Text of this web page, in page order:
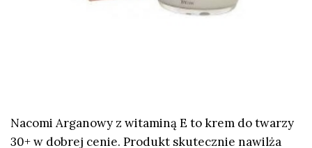
Nacomi Arganowy z witaminą E to krem do twarzy
30+ w dobrej cenie. Produkt skutecznie nawilża